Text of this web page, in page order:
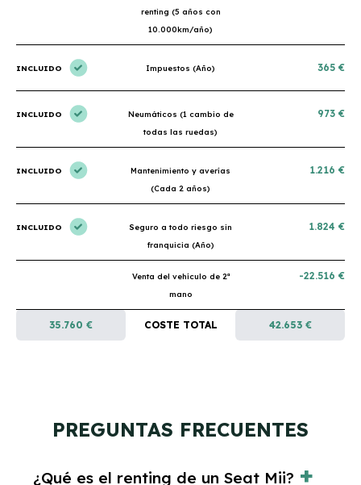
renting (5 años con
10.000km/año)
INCLUIDO Impuestos (Año) 365 €
INCLUIDO
Neumáticos (1 cambio de
todas las ruedas)
973 €
INCLUIDO
Mantenimiento y averías
(Cada 2 años)
1.216 €
INCLUIDO
Seguro a todo riesgo sin
franquicia (Año)
1.824 €
Venta del vehículo de 2ª
mano
-22.516 €
35.760 € COSTE TOTAL 42.653 €
PREGUNTAS FRECUENTES
¿Qué es el renting de un Seat Mii?